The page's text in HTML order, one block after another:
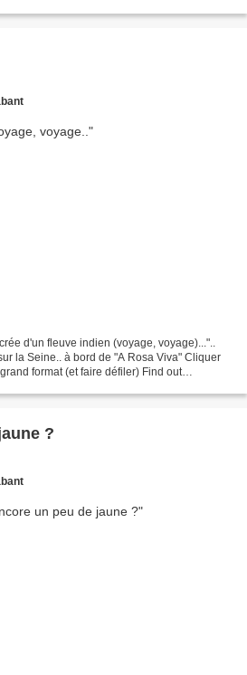
d'un fleuve indien (voyage, voyage)..."..
la Seine.. à bord de "A Rosa Viva" Cliquer
format (et faire défiler) Find out
?